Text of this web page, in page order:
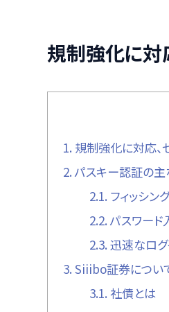
規制強化に対
1. 規制強化に対応、
2. パスキー認証の
2.1. フィッシン
2.2. パスワー
2.3. 迅速なロ
3. Siiibo証券につい
3.1. 社債とは